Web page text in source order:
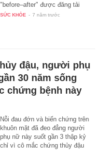
"before–after" được đăng tải
quá…
SỨC KHỎE - 7 năm trước
đậu, người phụ
30 năm sống
chứng bệnh này
Nỗi đau đớn và biến chứng trên
khuôn mặt đã đeo đẳng người
phụ nữ này suốt gần 3 thập kỷ
chỉ vì cô mắc chứng thủy đậu